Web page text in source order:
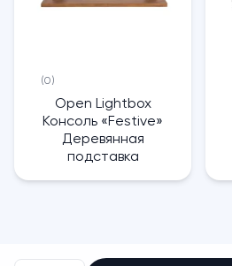
(0)
Open Lightbox
Консоль «Festive»
Деревянная
подставка